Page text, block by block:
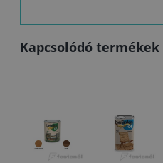
Kapcsolódó termékek